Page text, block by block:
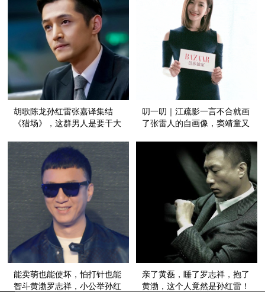
胡歌陈龙孙红雷张嘉译集结
《猎场》，这群男人是要干大
叨一叨｜江疏影一言不合就画
了张雷人的自画像，窦靖童又
能卖萌也能使坏，怕打针也能
智斗黄渤罗志祥，小公举孙红
亲了黄磊，睡了罗志祥，抱了
黄渤，这个人竟然是孙红雷！